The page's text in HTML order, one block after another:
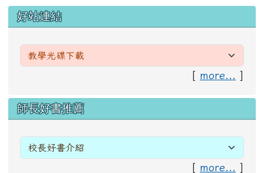
左邊區域內容
好站連結
[ more... ]
右邊區域內容
師長好書推薦
[ more... ]